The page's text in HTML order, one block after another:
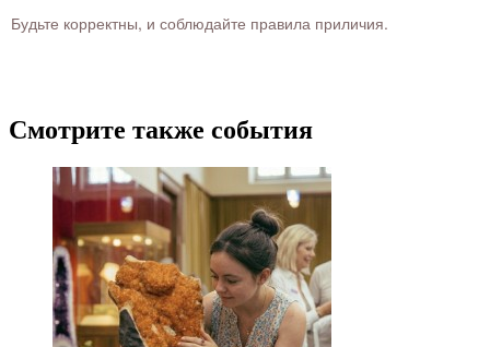
Будьте корректны, и соблюдайте правила приличия.
Смотрите также события